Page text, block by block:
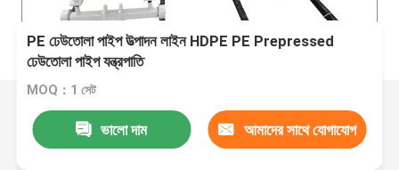
PE ঢেউতোলা পাইপ উত্পাদন লাইন HDPE PE Prepressed
ঢেউতোলা পাইপ যন্ত্রপাতি
MOQ：1 সেট
ভালো দাম আমাদের সাথে যোগাযোগ